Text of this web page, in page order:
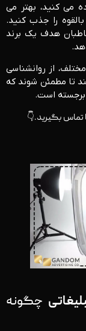
می کنید، بهتر می
را جذب کنید.
هدف یک برند
از روانشناسی
تا مطمئن شوند که
برجسته است.
تماس بگیرید.👇
چگونه